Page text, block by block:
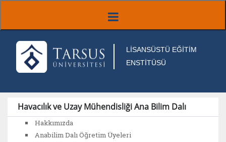
LİSANSÜSTÜ EĞİTİM
ENSTİTÜSÜ
Havacılık ve Uzay Mühendisliği Ana Bilim Dalı
Hakkımızda
Anabilim Dalı Öğretim Üyeleri